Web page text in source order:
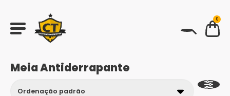
0
Meia Antiderrapante